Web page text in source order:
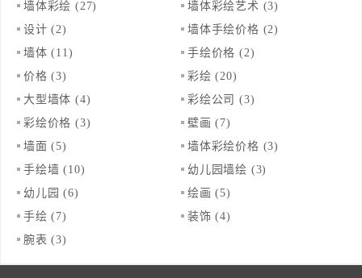
墙体彩绘 (27) 墙体彩绘艺术 (3)
设计 (2) 墙体手绘价格 (2)
墙体 (11) 手绘价格 (2)
价格 (3) 彩绘 (20)
大型墙体 (4) 彩绘公司
(3)
彩绘价格 (3) 壁画 (7)
墙面 (5) 墙体彩绘价格 (3)
手绘墙 (10) 幼儿园墙绘 (3)
幼儿园 (6) 绘画 (5)
手绘 (7) 装饰 (4)
腕表 (3)